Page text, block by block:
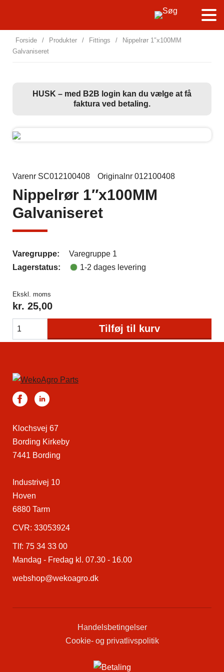
Forside / Produkter / Fittings /
Nippelrør 1″x100MM
Galvaniseret
HUSK – med B2B login kan du vælge at få
faktura ved betaling.
Varenr SC012100408 Originalnr 012100408
Nippelrør 1″x100MM
Galvaniseret
Varegruppe:
Varegruppe 1
Lagerstatus:
1-2 dages levering
Ekskl. moms
kr. 25,00
Tilføj til kurv
Klochsvej 67
Bording Kirkeby
7441 Bording
Industrivej 10
Hoven
6880 Tarm
CVR: 33053924
Tlf: 75 34 33 00
Mandag - Fredag kl. 07.30 - 16.00
webshop@wekoagro.dk
Handelsbetingelser
Cookie- og privatlivspolitik